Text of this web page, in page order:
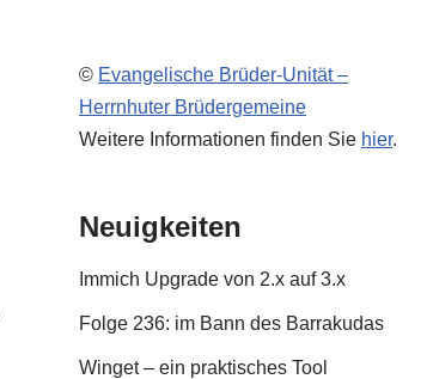
© Evangelische Brüder-Unität –
Herrnhuter Brüdergemeine
Weitere Informationen finden Sie hier.
Neuigkeiten
Immich Upgrade von 2.x auf 3.x
Folge 236: im Bann des Barrakudas
Winget – ein praktisches Tool